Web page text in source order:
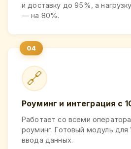
и доставку до 95%, а
— на 80%.
🔗
Роуминг и интеграция с
Работает со всеми
роуминг. Готовый модуль для
ввода данных.